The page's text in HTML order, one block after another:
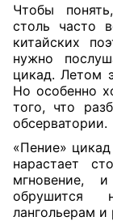
Чтобы
столь часто
китайских
нужно
цикад. Летом
Но особенно
того, что
обсерватории.
«Пение»
нарастает
мгновение,
обрушится
лангольерам и